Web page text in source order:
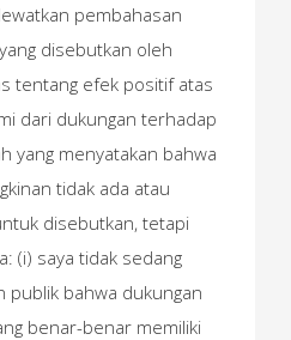
pembahasan
disebutkan oleh
tentang efek positif atas
dari dukungan terhadap
yang menyatakan bahwa
tidak ada atau
disebutkan, tetapi
(i) saya tidak sedang
publik bahwa dukungan
benar-benar memiliki